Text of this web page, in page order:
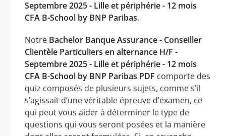
Septembre 2025 - Lille et périphérie - 12 mois
CFA B-School by BNP Paribas.
Notre Bachelor Banque Assurance - Conseiller
Clientèle Particuliers en alternance H/F -
Septembre 2025 - Lille et périphérie - 12 mois
CFA B-School by BNP Paribas PDF comporte des
quiz composés de plusieurs sujets, comme s’il
s’agissait d’une véritable épreuve d’examen, ce
qui peut vous aider à déterminer le type de
questions qui vous seront posées et la manière